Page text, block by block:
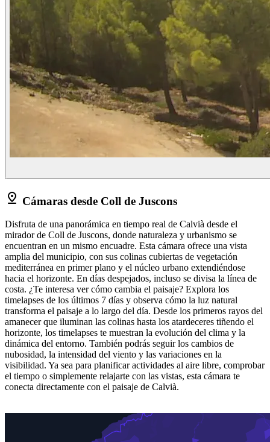
Cámaras desde Coll de Juscons
Disfruta de una panorámica en tiempo real de Calvià desde el
mirador de Coll de Juscons, donde naturaleza y urbanismo se
encuentran en un mismo encuadre. Esta cámara ofrece una vista
amplia del municipio, con sus colinas cubiertas de vegetación
mediterránea en primer plano y el núcleo urbano extendiéndose
hacia el horizonte. En días despejados, incluso se divisa la línea de
costa. ¿Te interesa ver cómo cambia el paisaje? Explora los
timelapses de los últimos 7 días y observa cómo la luz natural
transforma el paisaje a lo largo del día. Desde los primeros rayos del
amanecer que iluminan las colinas hasta los atardeceres tiñendo el
horizonte, los timelapses te muestran la evolución del clima y la
dinámica del entorno. También podrás seguir los cambios de
nubosidad, la intensidad del viento y las variaciones en la
visibilidad. Ya sea para planificar actividades al aire libre, comprobar
el tiempo o simplemente relajarte con las vistas, esta cámara te
conecta directamente con el paisaje de Calvià.